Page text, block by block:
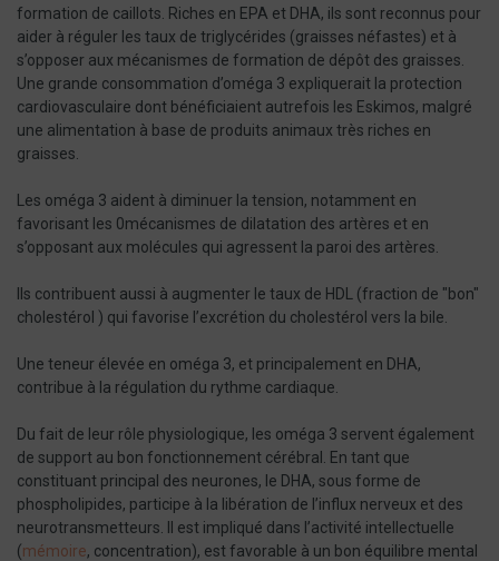
formation de caillots. Riches en EPA et DHA, ils sont reconnus pour
aider à réguler les taux de triglycérides (graisses néfastes) et à
s’opposer aux mécanismes de formation de dépôt des graisses.
Une grande consommation d’oméga 3 expliquerait la protection
cardiovasculaire dont bénéficiaient autrefois les Eskimos, malgré
une alimentation à base de produits animaux très riches en
graisses.
Les oméga 3 aident à diminuer la tension, notamment en
favorisant les 0mécanismes de dilatation des artères et en
s’opposant aux molécules qui agressent la paroi des artères.
Ils contribuent aussi à augmenter le taux de HDL (fraction de "bon"
cholestérol ) qui favorise l’excrétion du cholestérol vers la bile.
Une teneur élevée en oméga 3, et principalement en DHA,
contribue à la régulation du rythme cardiaque.
Du fait de leur rôle physiologique, les oméga 3 servent également
de support au bon fonctionnement cérébral. En tant que
constituant principal des neurones, le DHA, sous forme de
phospholipides, participe à la libération de l’influx nerveux et des
neurotransmetteurs. Il est impliqué dans l’activité intellectuelle
(mémoire, concentration), est favorable à un bon équilibre mental